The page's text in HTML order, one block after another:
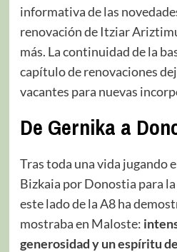
informativa de las
renovación de Itziar
más. La continuidad de la
capítulo de renovaciones
vacantes para nuevas
De Gernika a
Tras toda una vida jugando
Bizkaia por Donostia para
este lado de la A8 ha
mostraba en Maloste:
generosidad y un espíritu